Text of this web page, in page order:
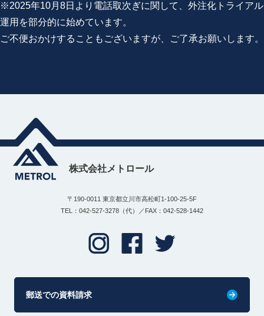
※2025年10月8日より電話取次ぎに関して、外注化トライアル
運用を部分的に始めています。
ご不便おかけすることもございますが、ご了承お願いします。
株式会社メトロール
〒190-0011 東京都立川市高松町1-100-25-5F
TEL：042-527-3278（代）／FAX：042-528-1442
郵送での資料請求